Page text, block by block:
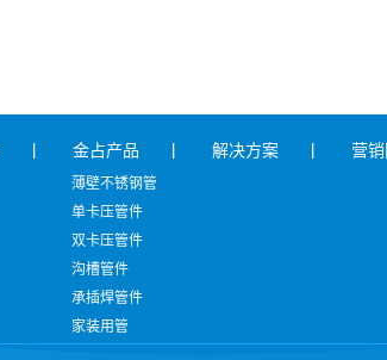
金占产品
薄壁不锈钢管
单卡压管件
双卡压管件
沟槽管件
承插焊管件
家装用管
解决方案 营